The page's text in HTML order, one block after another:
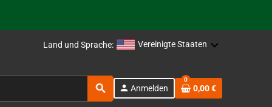
Land und Sprache: Vereinigte Staaten
search person Anmelden
0
0,00 €